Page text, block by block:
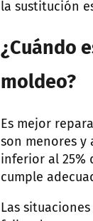
la sustitución
¿Cuándo
moldeo?
Es mejor
son menores y
inferior al 25%
cumple
Las